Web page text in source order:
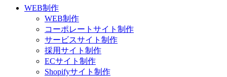
WEB制作
WEB制作
コーポレートサイト制作
サービスサイト制作
採用サイト制作
ECサイト制作
Shopifyサイト制作